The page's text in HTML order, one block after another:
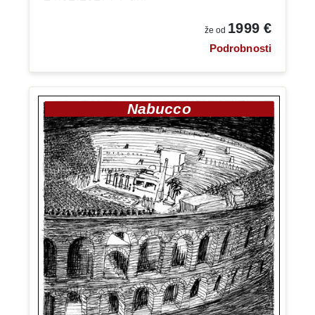
reka
izmed najosupljivejših ekosistemov na svetu, dom
neverjetne koncentracije živalstva, ki nudi ene od
najboljših pogojev za opazovanje živali v Jugovzhodni
Aziji. V zelenih krošnjah tega bujnega habitata prebivajo
prepoznavni kljunorožci, ki jim družbo delajo nosate opice,
giboni in orangutani, na obrežjih se napajajo redki pritlikavi
sloni, v vodi pa na svoj plen prežijo krokodili. Svet
živalstva in rastlinstva bomo odkrivali med več izleti s
čolnom po reki. Obiskali bomo jezero v nekdanjem
rečnem meandru, ki je nastalo po premiku struge, se
sprehodili po gosti džungli in uživali v večerni spokojnosti
sredi neokrnjene narave.
10.-11. dan : Agop Batu Tulug – Kota Kinabalu
(počitnice)
(Z-K in Z-V)
Zjutraj po zajtrku bomo pomahali v slovo zelenemu raju ob
že od 1999 €
Podrobnosti
Nabucco